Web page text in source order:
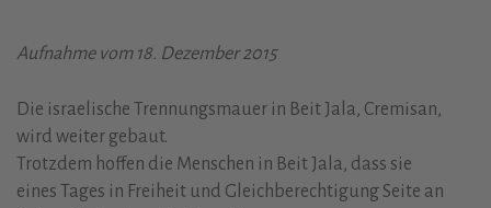
Aufnahme vom 18. Dezember 2015
Die israelische Trennungsmauer in Beit Jala, Cremisan,
wird weiter gebaut.
Trotzdem hoffen die Menschen in Beit Jala, dass sie
eines Tages in Freiheit und Gleichberechtigung Seite an